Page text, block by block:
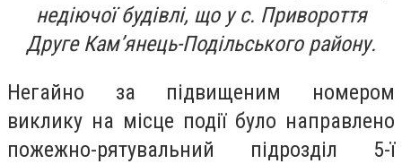
недіючої будівлі, що у с. Привороття
Друге Кам’янець-Подільського району.
Негайно за підвищеним номером
виклику на місце події було направлено
пожежно-рятувальний підрозділ 5-ї